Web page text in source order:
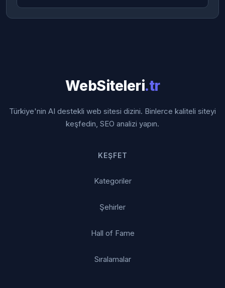
WebSiteleri.tr
Türkiye'nin AI destekli web sitesi dizini. Binlerce kaliteli siteyi
keşfedin, SEO analizi yapın.
KEŞFET
Kategoriler
Şehirler
Hall of Fame
Sıralamalar